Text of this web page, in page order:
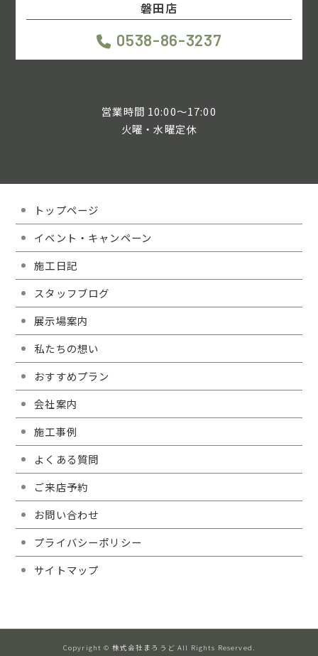
磐田店
0538-86-3237
営業時間 10:00～17:00
火曜・水曜定休
トップページ
イベント・キャンペーン
施工日記
スタッフブログ
展示場案内
私たちの想い
おすすめプラン
会社案内
施工事例
よくある質問
ご来店予約
お問い合わせ
プライバシーポリシー
サイトマップ
Copyright © 株式会社まろうど All Rights Reserved.